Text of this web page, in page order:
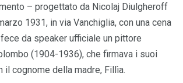
– progettato da Nicolaj Diulgheroff
1931, in via Vanchiglia, con una cena
da speaker ufficiale un pittore
(1904-1936), che firmava i suoi
il cognome della madre, Fillìa.